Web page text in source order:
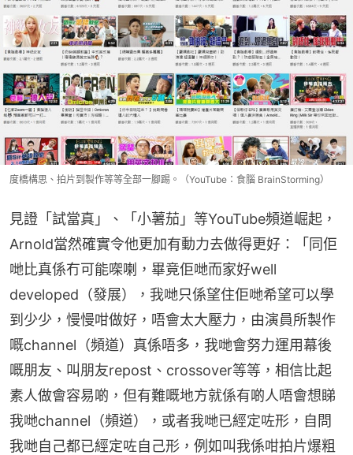
度橋構思、拍片到製作等等全部一腳踢。（YouTube：食腦 BrainStorming）
見證「試當真」、「小薯茄」等YouTube頻道崛起，
Arnold當然確實令他更加有動力去做得更好：「同佢
哋比真係冇可能㗎喇，畢竟佢哋而家好well
developed（發展），我哋只係望住佢哋希望可以學
到少少，慢慢咁做好，唔會太大壓力，由演員所製作
嘅channel（頻道）真係唔多，我哋會努力運用幕後
嘅朋友、叫朋友repost、crossover等等，相信比起
素人做會容易啲，但有難嘅地方就係有啲人唔會想睇
我哋channel（頻道），或者我哋已經定咗形，自問
我哋自己都已經定咗自己形，例如叫我係咁拍片爆粗